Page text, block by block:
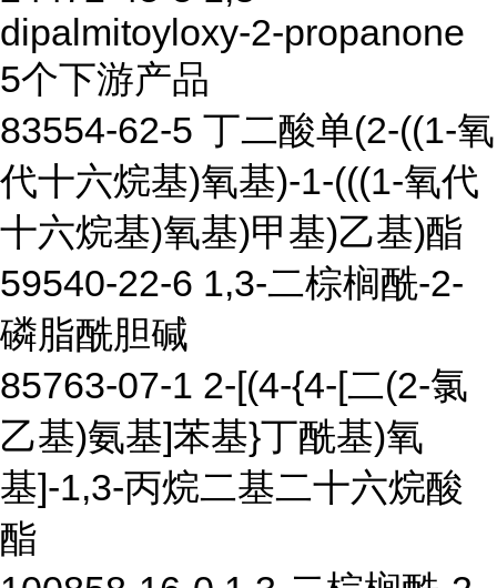
dipalmitoyloxy-2-propanone
5个下游产品
83554-62-5 丁二酸单(2-((1-氧
代十六烷基)氧基)-1-(((1-氧代
十六烷基)氧基)甲基)乙基)酯
59540-22-6 1,3-二棕榈酰-2-
磷脂酰胆碱
85763-07-1 2-[(4-{4-[二(2-氯
乙基)氨基]苯基}丁酰基)氧
基]-1,3-丙烷二基二十六烷酸
酯